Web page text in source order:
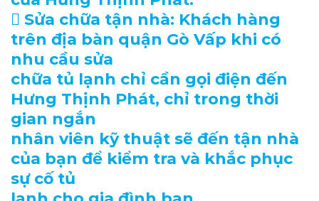
 Sửa chữa tận nhà: Khách hàng
trên địa bàn quận Gò Vấp khi có
nhu cầu sửa
chữa tủ lạnh chỉ cần gọi điện đến
Hưng Thịnh Phát, chỉ trong thời
gian ngắn
nhân viên kỹ thuật sẽ đến tận nhà
của bạn để kiểm tra và khắc phục
sự cố tủ